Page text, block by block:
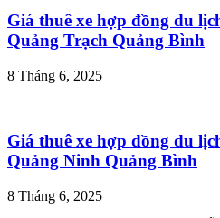
Giá thuê xe hợp đồng du
Quảng Trạch Quảng Bình
8 Tháng 6, 2025
Giá thuê xe hợp đồng du
Quảng Ninh Quảng Bình
8 Tháng 6, 2025